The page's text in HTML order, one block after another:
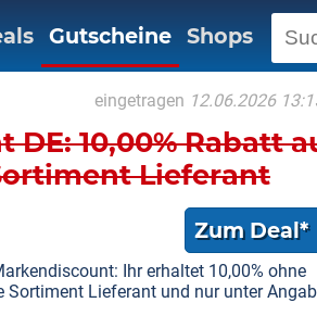
Gutscheine Shops
eingetragen 12.06.2026
10,00% Rabatt
Lieferant
Zum Deal*
Ihr erhaltet 10,00% ohne
Lieferant und nur unter